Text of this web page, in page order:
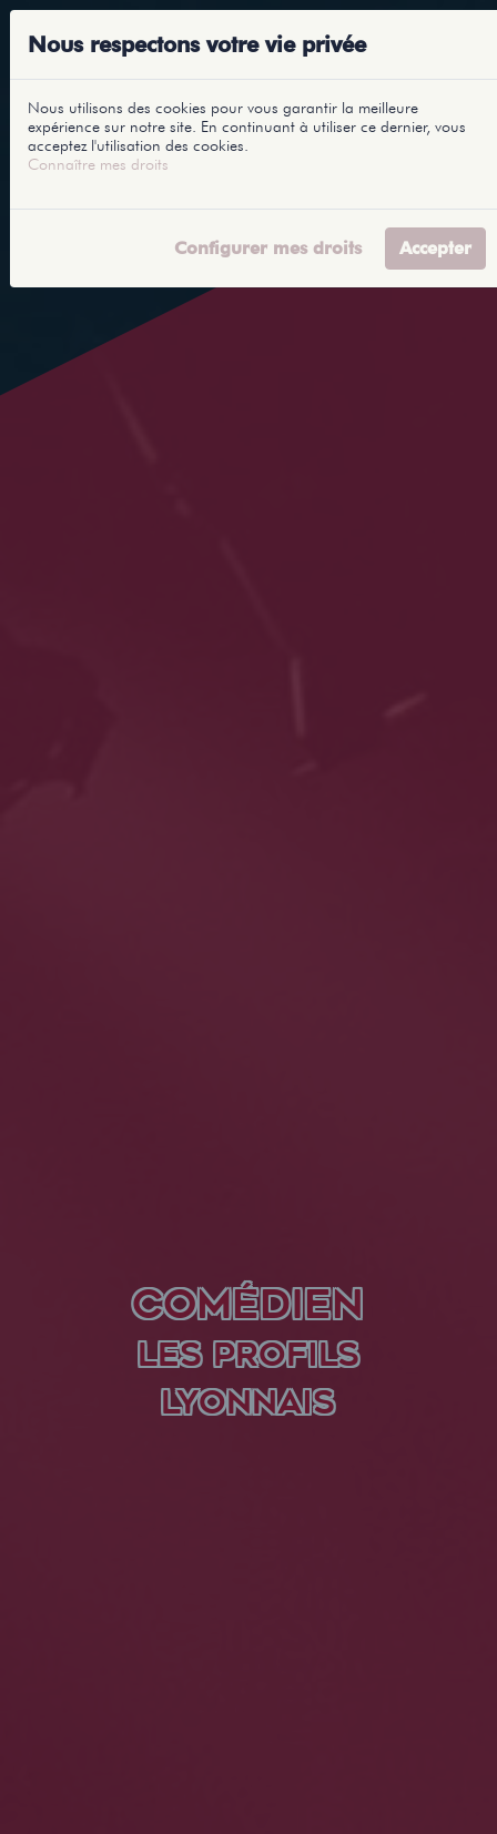
COMÉDIEN
LES PROFILS
LYONNAIS
Nous respectons votre vie privée
Nous utilisons des cookies pour vous garantir la meilleure
expérience sur notre site. En continuant à utiliser ce dernier, vous
acceptez l'utilisation des cookies.
Connaître mes droits
Configurer mes droits Accepter